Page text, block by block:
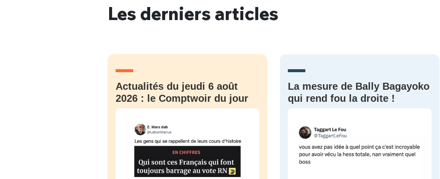
Les derniers articles
Actualités du jeudi 6 août
2026 : le Comptwoir du jour
La mesure de Bally Bagayoko
qui rend fou la droite !
PSEUDO*
EMAIL*
PASSWORD*
PSEUDO
VOTRE PARTICIPATION
Que souhaitez-vous proposer ?
Quelques
tweets
Ma propre
sélection